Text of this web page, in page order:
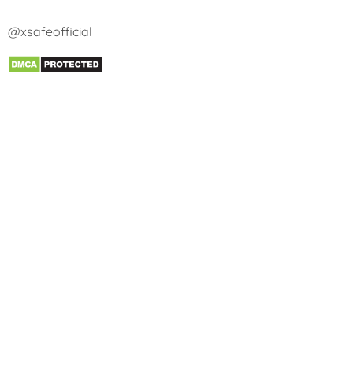
@xsafeofficial